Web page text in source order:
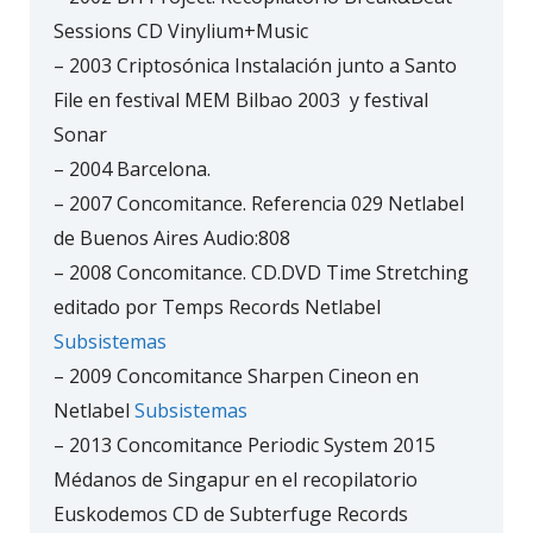
Sessions CD Vinylium+Music
– 2003 Criptosónica Instalación junto a Santo
File en festival MEM Bilbao 2003 y festival
Sonar
– 2004 Barcelona.
– 2007 Concomitance. Referencia 029 Netlabel
de Buenos Aires Audio:808
– 2008 Concomitance. CD.DVD Time Stretching
editado por Temps Records Netlabel
Subsistemas
– 2009 Concomitance Sharpen Cineon en
Netlabel Subsistemas
– 2013 Concomitance Periodic System 2015
Médanos de Singapur en el recopilatorio
Euskodemos CD de Subterfuge Records